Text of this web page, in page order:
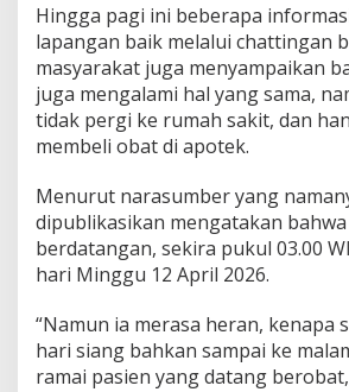
Hingga pagi ini beberapa
lapangan baik melalui chattingan
masyarakat juga menyampaikan
juga mengalami hal yang sama,
tidak pergi ke rumah sakit, dan
membeli obat di apotek.
Menurut narasumber yang
dipublikasikan mengatakan
berdatangan, sekira pukul 03.00
hari Minggu 12 April 2026.
“Namun ia merasa heran, kenapa
hari siang bahkan sampai ke
ramai pasien yang datang